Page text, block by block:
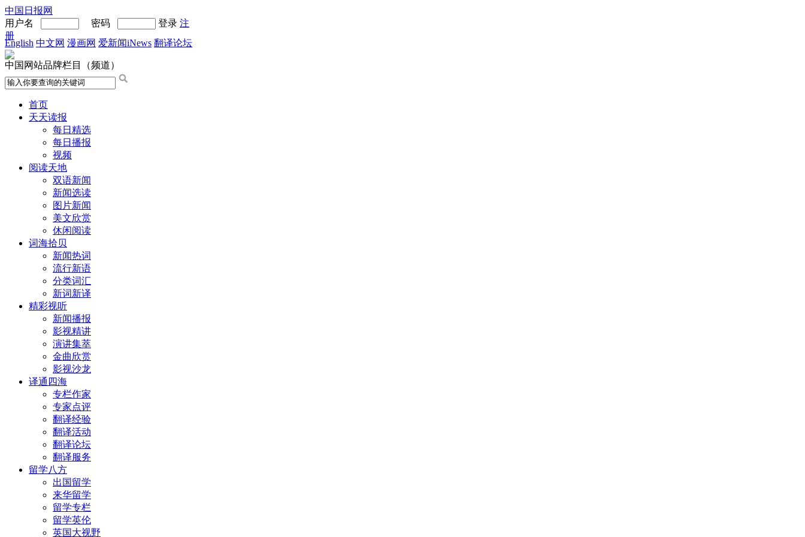
中国日报网
用户名
密码 登录 注
册
English 中文网 漫画网 爱新闻iNews 翻译论坛
中国网站品牌栏目（频道）
首页
天天读报
每日精选
每日播报
视频
阅读天地
双语新闻
新闻选读
图片新闻
美文欣赏
休闲阅读
词海拾贝
新闻热词
流行新语
分类词汇
新词新译
精彩视听
新闻播报
影视精讲
演讲集萃
金曲欣赏
影视沙龙
译通四海
专栏作家
专家点评
翻译经验
翻译活动
翻译论坛
翻译服务
留学八方
出国留学
来华留学
留学专栏
留学英伦
英国大视野